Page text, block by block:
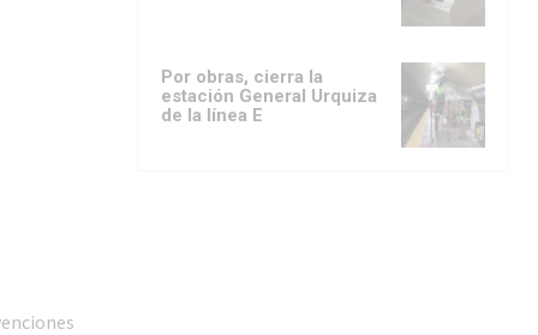
Por obras, cierra la
estación General Urquiza
de la línea E